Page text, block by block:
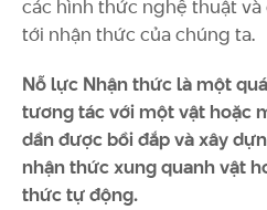
các hình thức nghệ thuật
tới nhận thức của chúng ta.
Nỗ lực Nhận thức là một
tương tác với một vật hoặc
dần được bồi đắp và xây
nhận thức xung quanh vật
thức tự động.